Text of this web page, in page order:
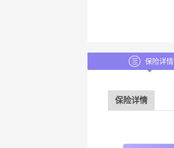
保险详情
保险详情